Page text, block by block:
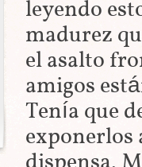
leyendo
madurez
el asalto
amigos
Tenía que
exponerlos